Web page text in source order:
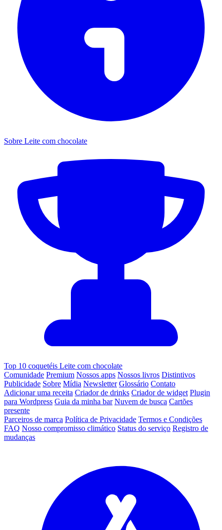
Sobre Leite com chocolate
Top 10 coquetéis Leite com chocolate
Comunidade Premium Nossos apps Nossos livros Distintivos
Publicidade Sobre Mídia Newsletter Glossário Contato
Adicionar uma receita Criador de drinks Criador de widget Plugin
para Wordpress Guia da minha bar Nuvem de busca Cartões
presente
Parceiros de marca Política de Privacidade Termos e Condições
FAQ Nosso compromisso climático Status do serviço Registro de
mudanças